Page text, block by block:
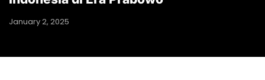
January 2, 2025